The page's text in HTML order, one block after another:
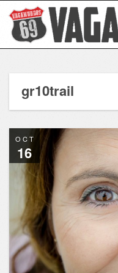
gr10trail
OCT
16